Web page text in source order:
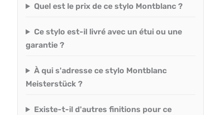
Quel est le prix de ce stylo Montblanc ?
Ce stylo est-il livré avec un étui ou une
garantie ?
À qui s'adresse ce stylo Montblanc
Meisterstück ?
Existe-t-il d'autres finitions pour ce